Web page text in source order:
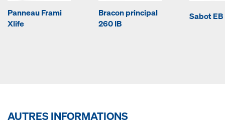
Panneau Frami
Xlife
Bracon principal
260 IB
Sabot EB
AUTRES INFORMATIONS